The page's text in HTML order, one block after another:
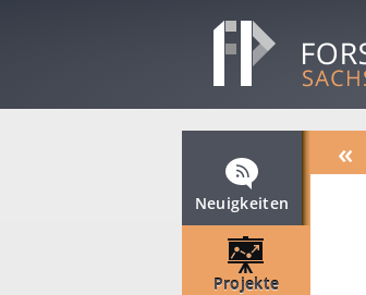
Neuigkeiten
Projekte
«